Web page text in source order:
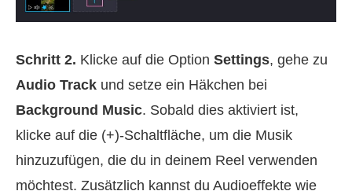
Schritt 2. Klicke auf die Option Settings, gehe zu
Audio Track und setze ein Häkchen bei
Background Music. Sobald dies aktiviert ist,
klicke auf die (+)‑Schaltfläche, um die Musik
hinzuzufügen, die du in deinem Reel verwenden
möchtest. Zusätzlich kannst du Audioeffekte wie